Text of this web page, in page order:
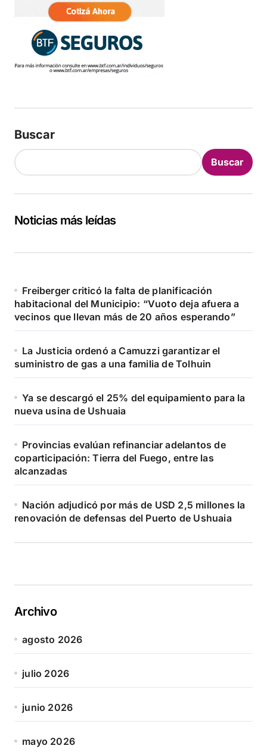
Buscar
Buscar
Noticias más leídas
Freiberger criticó la falta de planificación
habitacional del Municipio: “Vuoto deja afuera a
vecinos que llevan más de 20 años esperando”
La Justicia ordenó a Camuzzi garantizar el
suministro de gas a una familia de Tolhuin
Ya se descargó el 25% del equipamiento para la
nueva usina de Ushuaia
Provincias evalúan refinanciar adelantos de
coparticipación: Tierra del Fuego, entre las
alcanzadas
Nación adjudicó por más de USD 2,5 millones la
renovación de defensas del Puerto de Ushuaia
Archivo
agosto 2026
julio 2026
junio 2026
mayo 2026